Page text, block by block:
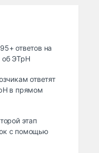
ответов на
об ЭТрН
ответят
в прямом
этап
с помощью